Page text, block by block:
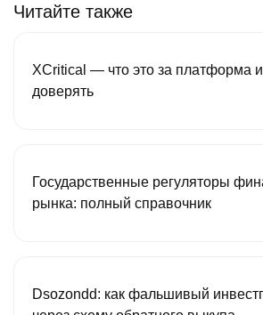
Читайте также
XCritical — что это за платформа и
доверять
Государственные регуляторы
рынка: полный справочник
Dsozondd: как фальшивый